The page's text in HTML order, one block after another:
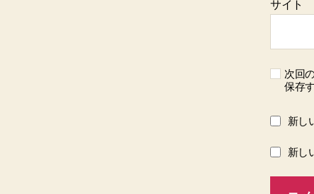
サイト
次回
保存
新し
新し